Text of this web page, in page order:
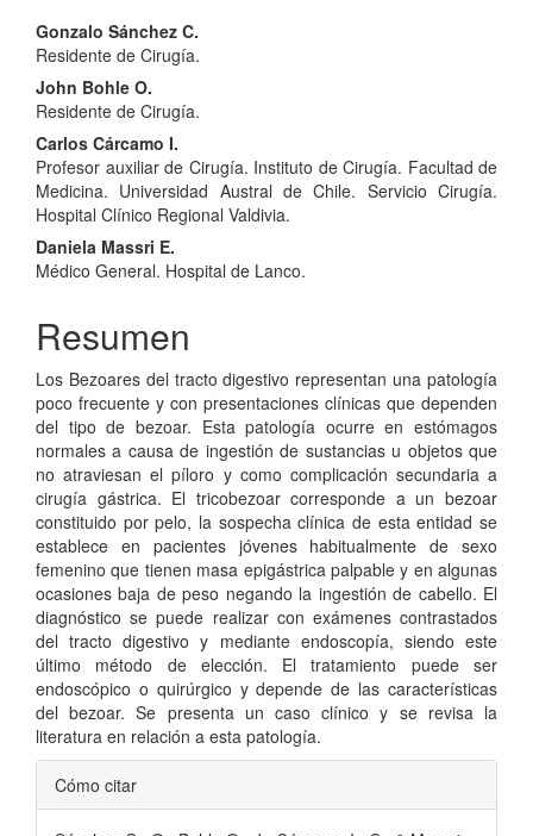
Contenido
principal
del
artículo
Gonzalo Sánchez C.
Residente de Cirugía.
John Bohle O.
Residente de Cirugía.
Carlos Cárcamo I.
Profesor auxiliar de Cirugía. Instituto de Cirugía. Facultad de
Medicina. Universidad Austral de Chile. Servicio Cirugía.
Hospital Clínico Regional Valdivia.
Daniela Massri E.
Médico General. Hospital de Lanco.
Resumen
Los Bezoares del tracto digestivo representan una patología
poco frecuente y con presentaciones clínicas que dependen
del tipo de bezoar. Esta patología ocurre en estómagos
normales a causa de ingestión de sustancias u objetos que
no atraviesan el píloro y como complicación secundaria a
cirugía gástrica. El tricobezoar corresponde a un bezoar
constituido por pelo, la sospecha clínica de esta entidad se
establece en pacientes jóvenes habitualmente de sexo
femenino que tienen masa epigástrica palpable y en algunas
ocasiones baja de peso negando la ingestión de cabello. El
diagnóstico se puede realizar con exámenes contrastados
del tracto digestivo y mediante endoscopía, siendo este
último método de elección. El tratamiento puede ser
endoscópico o quirúrgico y depende de las características
del bezoar. Se presenta un caso clínico y se revisa la
literatura en relación a esta patología.
Detalles
del
Cómo citar